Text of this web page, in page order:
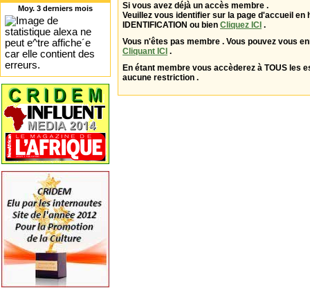
Moy. 3 derniers mois
Si vous avez déjà un accès membre .
Veuillez vous identifier sur la page d'accueil en
IDENTIFICATION ou bien Cliquez ICI .
Vous n'êtes pas membre . Vous pouvez vous
Cliquant ICI .
En étant membre vous accèderez à TOUS les
aucune restriction .